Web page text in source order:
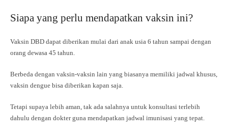
Siapa yang perlu mendapatkan vaksin ini?
Vaksin DBD dapat diberikan mulai dari anak usia 6 tahun sampai dengan
orang dewasa 45 tahun.
Berbeda dengan vaksin-vaksin lain yang biasanya memiliki jadwal khusus,
vaksin dengue bisa diberikan kapan saja.
Tetapi supaya lebih aman, tak ada salahnya untuk konsultasi terlebih
dahulu dengan dokter guna mendapatkan jadwal imunisasi yang tepat.